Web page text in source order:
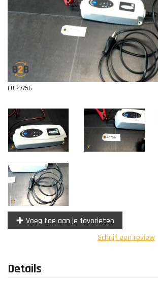
L0-27756
Voeg toe aan je favorieten
Schrijf een review
Details